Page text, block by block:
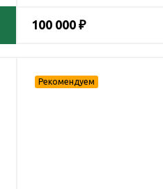
100 000 ₽